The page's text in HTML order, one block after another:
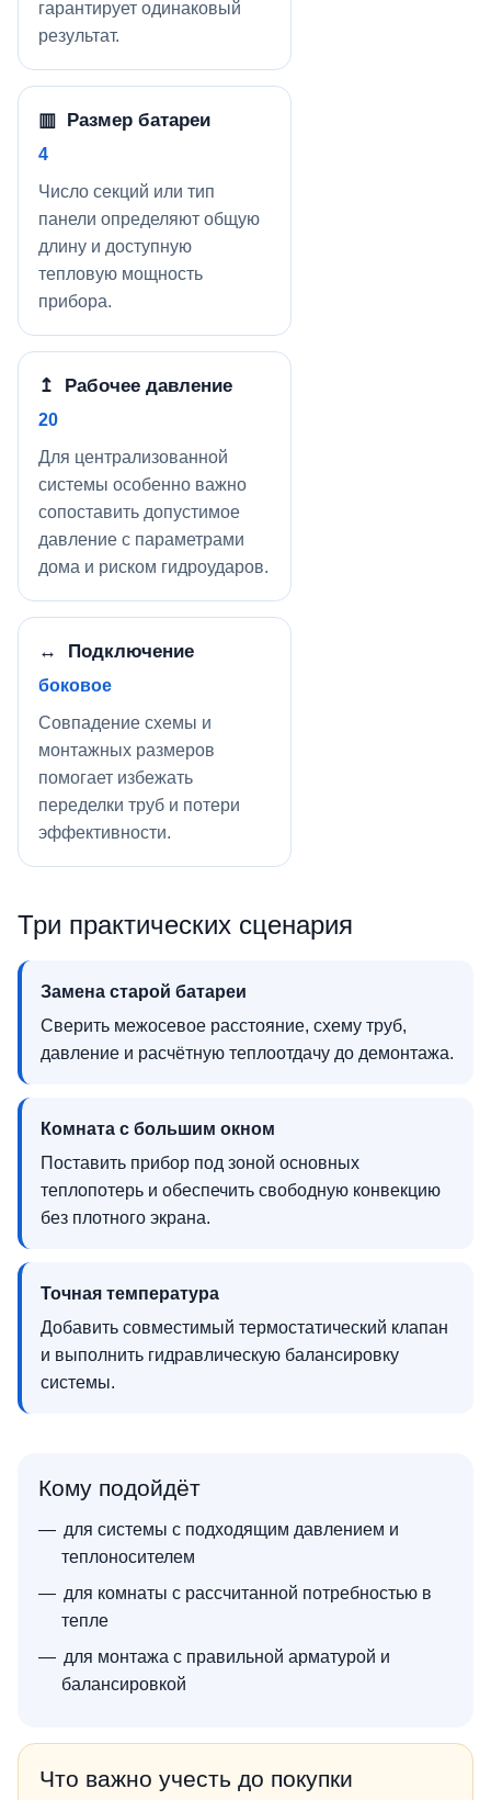
гарантирует одинаковый
результат.
▥ Размер батареи
4
Число секций или тип
панели определяют общую
длину и доступную
тепловую мощность
прибора.
↥ Рабочее давление
20
Для централизованной
системы особенно важно
сопоставить допустимое
давление с параметрами
дома и риском гидроударов.
↔ Подключение
боковое
Совпадение схемы и
монтажных размеров
помогает избежать
переделки труб и потери
эффективности.
Три практических сценария
Замена старой батареи
Сверить межосевое расстояние, схему труб,
давление и расчётную теплоотдачу до демонтажа.
Комната с большим окном
Поставить прибор под зоной основных
теплопотерь и обеспечить свободную конвекцию
без плотного экрана.
Точная температура
Добавить совместимый термостатический клапан
и выполнить гидравлическую балансировку
системы.
Кому подойдёт
для системы с подходящим давлением и
теплоносителем
для комнаты с рассчитанной потребностью в
тепле
для монтажа с правильной арматурой и
балансировкой
Что важно учесть до покупки